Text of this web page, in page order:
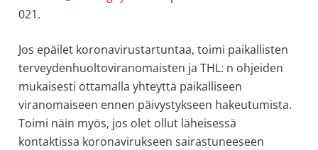
021.
Jos epäilet koronavirustartuntaa, toimi paikallisten
terveydenhuoltoviranomaisten ja THL: n ohjeiden
mukaisesti ottamalla yhteyttä paikalliseen
viranomaiseen ennen päivystykseen hakeutumista.
Toimi näin myös, jos olet ollut läheisessä
kontaktissa koronavirukseen sairastuneeseen